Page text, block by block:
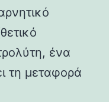
ένα
τη μεταφορά